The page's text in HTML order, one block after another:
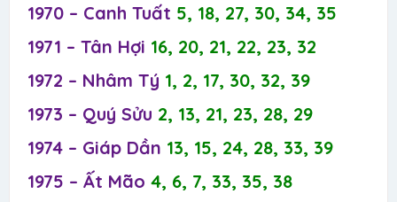
1970 – Canh Tuất 5, 18, 27, 30, 34, 35
1971 – Tân Hợi 16, 20, 21, 22, 23, 32
1972 – Nhâm Tý 1, 2, 17, 30, 32, 39
1973 – Quý Sửu 2, 13, 21, 23, 28, 29
1974 – Giáp Dần 13, 15, 24, 28, 33, 39
1975 – Ất Mão 4, 6, 7, 33, 35, 38